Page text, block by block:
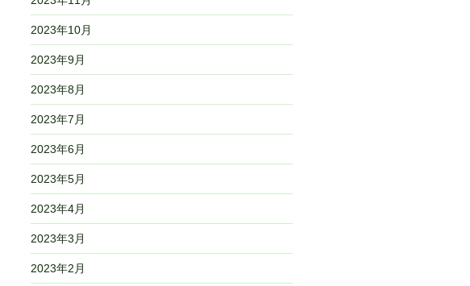
2023年10月
2023年9月
2023年8月
2023年7月
2023年6月
2023年5月
2023年4月
2023年3月
2023年2月